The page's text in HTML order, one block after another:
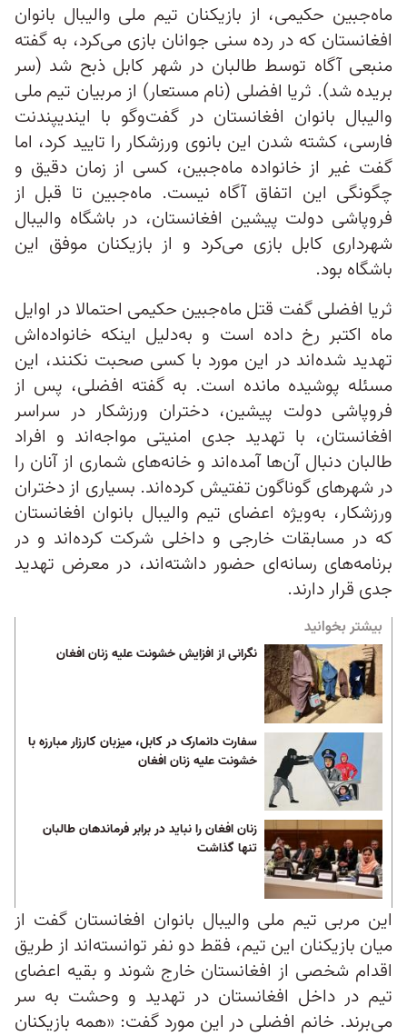
ماه‌جبین حکیمی، از بازیکنان تیم ملی والیبال بانوان
افغانستان که در رده سنی جوانان بازی می‌کرد، به گفته
منبعی آگاه توسط طالبان در شهر کابل ذبح شد (‌سر
بریده شد). ثریا افضلی (نام مستعار) از مربیان تیم ملی
والیبال بانوان افغانستان در گفت‌وگو با ایندیپندنت
فارسی، کشته شدن این بانوی ورزشکار را تایید کرد، اما
گفت غیر از خانواده ماه‌جبین، کسی از زمان دقیق و
چگونگی این اتفاق آگاه نیست. ما‌ه‌جبین تا قبل از
فروپاشی دولت پیشین افغانستان، در باشگاه والیبال
شهرداری کابل بازی می‌کرد و از بازیکنان موفق این
باشگاه بود.
ثریا افضلی گفت قتل ماه‌جبین حکیمی احتمالا در اوایل
ماه اکتبر رخ داده است و به‌دلیل اینکه خانواده‌اش
تهدید شده‌اند در این مورد با کسی صحبت نکنند، این
مسئله پوشیده مانده است. به گفته افضلی، پس از
فروپاشی دولت پیشین، دختران ورزشکار در سراسر
افغانستان، با تهدید جدی امنیتی مواجه‌اند و افراد
طالبان دنبال آن‌ها آمده‌اند و ‌خانه‌های شماری از آنان را
در شهرهای گوناگون تفتیش کرده‌اند. بسیاری از دختران
ورزشکار، به‌ویژه اعضای تیم والیبال بانوان افغانستان
که در مسابقات خارجی و داخلی شرکت کرده‌اند و در
برنامه‌های رسانه‌ای حضور داشته‌اند، در معرض تهدید
جدی قرار دارند.
بیشتر بخوانید
نگرانی از افزایش خشونت علیه زنان افغان
سفارت دانمارک در کابل، میزبان کارزار مبارزه با
خشونت علیه زنان افغان
زنان افغان را نباید در برابر فرماندهان طالبان
تنها گذاشت
این مربی تیم ملی والیبال بانوان افغانستان گفت از
میان بازیکنان این تیم، فقط دو نفر توانسته‌اند از طریق
اقدام شخصی از افغانستان خارج شوند و بقیه‌ اعضای
تیم در داخل افغانستان در تهدید و وحشت به سر
می‌برند. خانم افضلی در این مورد گفت: «همه بازیکنان